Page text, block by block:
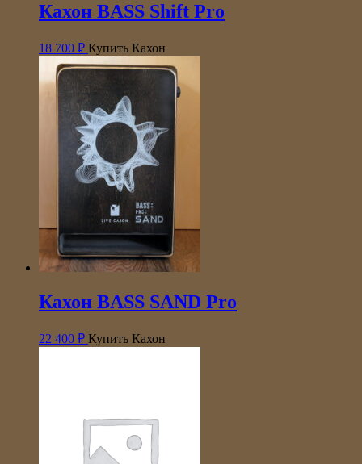
Кахон BASS Shift Pro
18 700 ₽ Купить Кахон
Кахон BASS SAND Pro
22 400 ₽ Купить Кахон